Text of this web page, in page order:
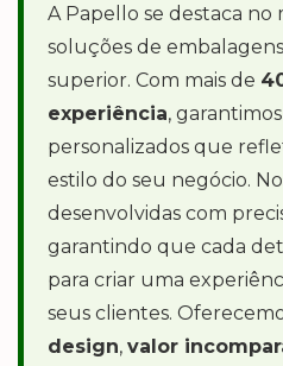
A Papello se destaca
soluções de
superior. Com mais de
experiência,
personalizados que
estilo do seu negócio.
desenvolvidas com
garantindo que cada
para criar uma
seus clientes.
design, valor